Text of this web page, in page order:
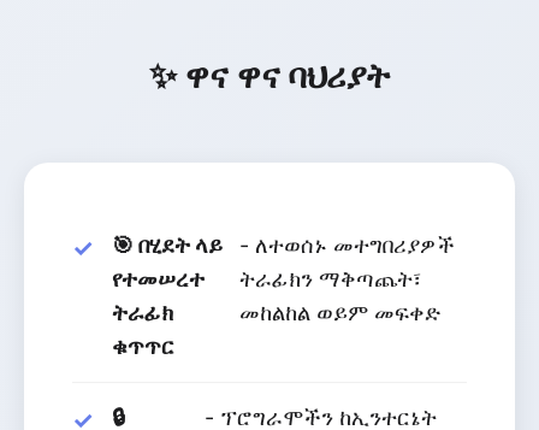
✨ ዋና ዋና ባህሪያት
🎯 በሂደት ላይ
የተመሠረተ
ትራፊክ
ቁጥጥር
- ለተወሰኑ መተግበሪያዎች
ትራፊክን ማቅጣጨት፣
መከልከል ወይም መፍቀድ
🔒 - ፕሮግራሞችን ከኢንተርኔት